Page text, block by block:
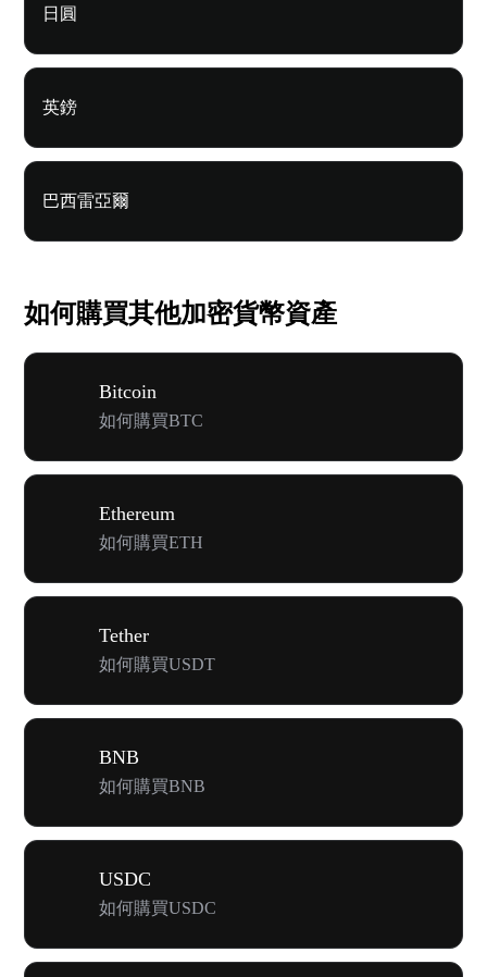
日圓
英鎊
巴西雷亞爾
如何購買其他加密貨幣資產
Bitcoin
如何購買BTC
Ethereum
如何購買ETH
Tether
如何購買USDT
BNB
如何購買BNB
USDC
如何購買USDC